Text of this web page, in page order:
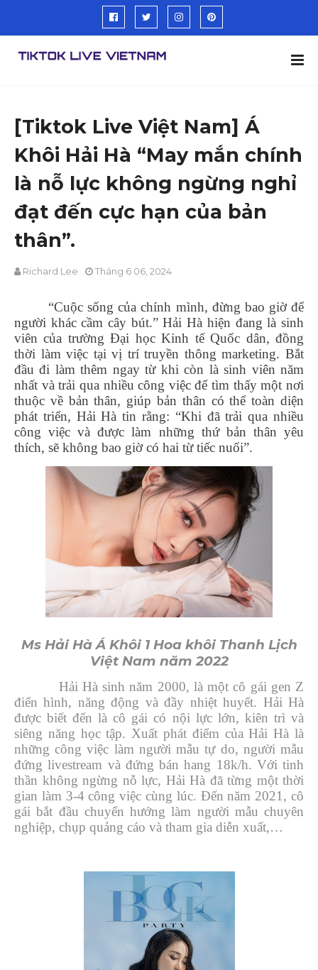
[Tiktok Live Việt Nam] Á
Khôi Hải Hà “May mắn chính
là nỗ lực không ngừng nghỉ
đạt đến cực hạn của bản
thân”.
Richard Lee Tháng 6 06, 2024
“Cuộc sống của chính mình, đừng bao giờ để
người khác cầm cây bút.” Hải Hà hiện đang là sinh
viên của trường Đại học Kinh tế Quốc dân, đồng
thời làm việc tại vị trí truyền thông marketing. Bắt
đầu đi làm thêm ngay từ khi còn là sinh viên năm
nhất và trải qua nhiều công việc để tìm thấy một nơi
thuộc về bản thân, giúp bản thân có thể toàn diện
phát triển, Hải Hà tin rằng: “Khi đã trải qua nhiều
công việc và được làm những thứ bản thân yêu
thích, sẽ không bao giờ có hai từ tiếc nuối”.
Ms Hải Hà Á Khôi 1 Hoa khôi Thanh Lịch
Việt Nam năm 2022
Hải Hà sinh năm 2000, là một cô gái gen Z
điển hình, năng động và đầy nhiệt huyết. Hải Hà
được biết đến là cô gái có nội lực lớn, kiên trì và
siêng năng học tập. Xuất phát điểm của Hải Hà là
những công việc làm người mẫu tự do, người mẫu
đứng livestream và đứng bán hang 18k/h. Với tinh
thần không ngừng nỗ lực, Hải Hà đã từng một thời
gian làm 3-4 công việc cùng lúc. Đến năm 2021, cô
gái bắt đầu chuyển hướng làm người mẫu chuyên
nghiệp, chụp quảng cáo và tham gia diễn xuất,…